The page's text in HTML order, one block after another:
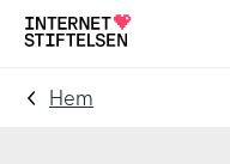
Till
navigering
Till
innehåll
Till
Hem